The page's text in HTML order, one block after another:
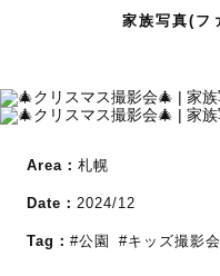
家族写真(フ
Area： 札幌
Date： 2024/12
Tag： #公園 #キッズ撮影会